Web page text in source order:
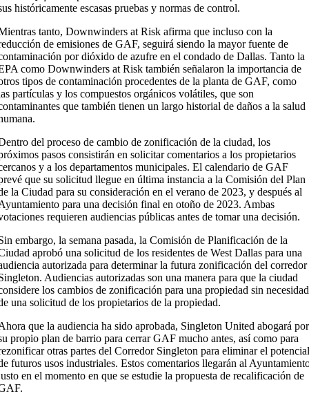
históricamente escasas pruebas y normas de control.
tanto, Downwinders at Risk afirma que incluso con la
de emisiones de GAF, seguirá siendo la mayor fuente de
por dióxido de azufre en el condado de Dallas. Tanto la
como Downwinders at Risk también señalaron la importancia de
tipos de contaminación procedentes de la planta de GAF, como
partículas y los compuestos orgánicos volátiles, que son
que también tienen un largo historial de daños a la salud
del proceso de cambio de zonificación de la ciudad, los
pasos consistirán en solicitar comentarios a los propietarios
y a los departamentos municipales. El calendario de GAF
que su solicitud llegue en última instancia a la Comisión del Plan
la Ciudad para su consideración en el verano de 2023, y después al
para una decisión final en otoño de 2023. Ambas
requieren audiencias públicas antes de tomar una decisión.
embargo, la semana pasada, la Comisión de Planificación de la
aprobó una solicitud de los residentes de West Dallas para una
autorizada para determinar la futura zonificación del corredor
Audiencias autorizadas son una manera para que la ciudad
los cambios de zonificación para una propiedad sin necesidad
una solicitud de los propietarios de la propiedad.
que la audiencia ha sido aprobada, Singleton United abogará por
propio plan de barrio para cerrar GAF mucho antes, así como para
otras partes del Corredor Singleton para eliminar el
futuros usos industriales. Estos comentarios llegarán al
en el momento en que se estudie la propuesta de recalificación de